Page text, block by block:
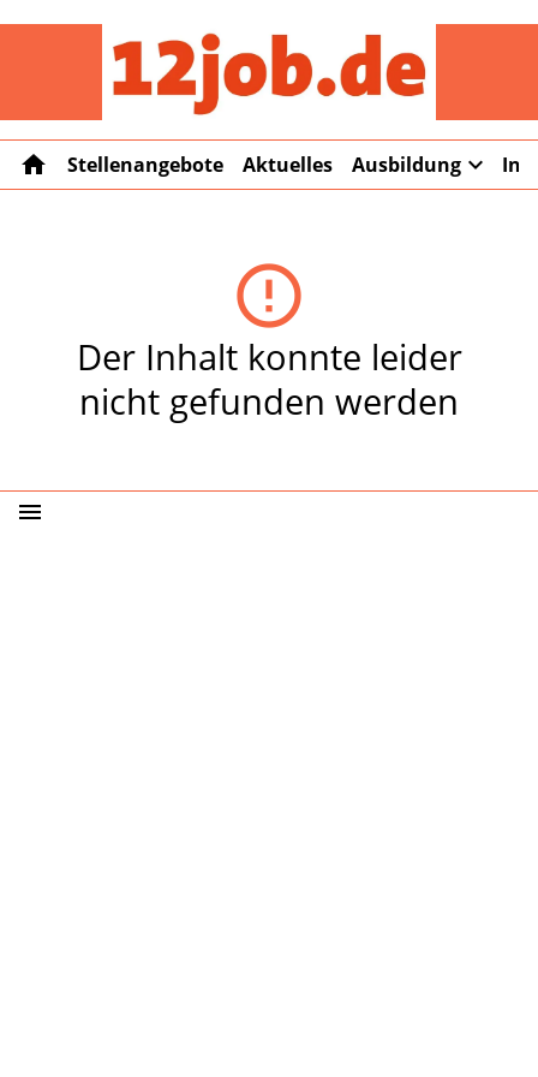
home Stellenangebote Aktuelles Ausbildung expand_more
error_outline
Der Inhalt konnte leider
nicht gefunden werden
menu